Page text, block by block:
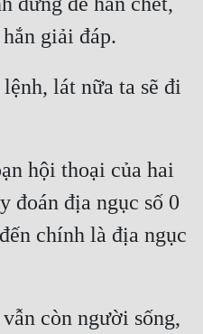
lát nữa ta sẽ đi
hội thoại của hai
đoán địa ngục số 0
chính là địa ngục
còn người sống,